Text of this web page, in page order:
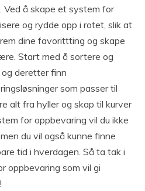
å skape et system for
og rydde opp i rotet, slik at
dine favorittting og skape
Start med å sortere og
deretter finn
som passer til
alt fra hyller og skap til kurver
for oppbevaring vil du ikke
du vil også kunne finne
tid i hverdagen. Så ta tak i
oppbevaring som vil gi